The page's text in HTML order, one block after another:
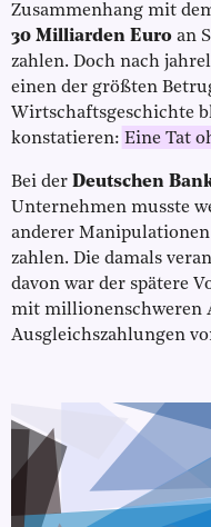
Zusammenhang mit
30 Milliarden Euro an
zahlen. Doch nach
einen der größten
Wirtschaftsgeschichte
konstatieren: Eine Tat
Bei der Deutschen
Unternehmen musste
anderer
zahlen. Die damals
davon war der spätere
mit millionenschweren
Ausgleichszahlungen